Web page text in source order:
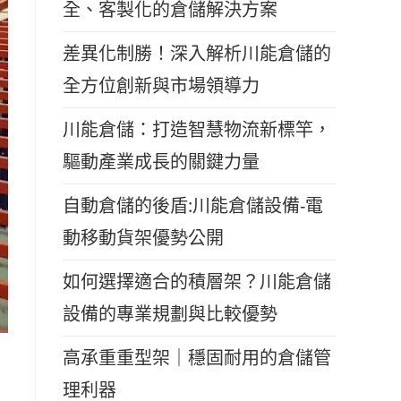
全、客製化的倉儲解決方案
差異化制勝！深入解析川能倉儲的
全方位創新與市場領導力
川能倉儲：打造智慧物流新標竿，
驅動產業成長的關鍵力量
自動倉儲的後盾:川能倉儲設備-電
動移動貨架優勢公開
如何選擇適合的積層架？川能倉儲
設備的專業規劃與比較優勢
高承重重型架｜穩固耐用的倉儲管
理利器